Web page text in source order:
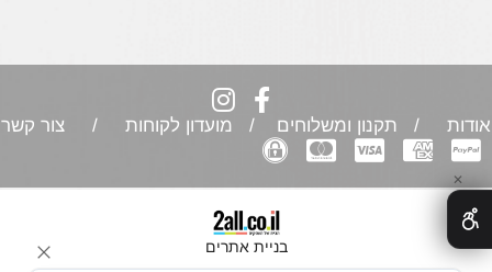
אודות / תקנון ומשלוחים / מועדון לקוחות / צור קשר
בניית אתרים
✕